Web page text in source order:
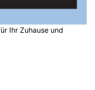
Ihr Zuhause und